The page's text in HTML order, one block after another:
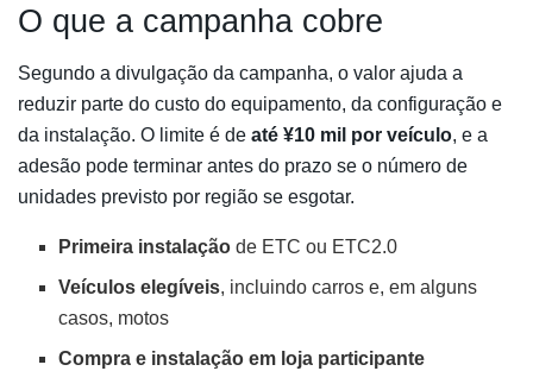
O que a campanha cobre
Segundo a divulgação da campanha, o valor ajuda a
reduzir parte do custo do equipamento, da configuração e
da instalação. O limite é de até ¥10 mil por veículo, e a
adesão pode terminar antes do prazo se o número de
unidades previsto por região se esgotar.
Primeira instalação de ETC ou ETC2.0
Veículos elegíveis, incluindo carros e, em alguns
casos, motos
Compra e instalação em loja participante